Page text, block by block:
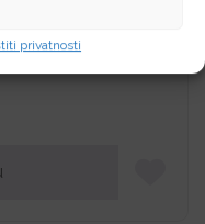
privatnosti
10,16
PCIe NVMe, Intel